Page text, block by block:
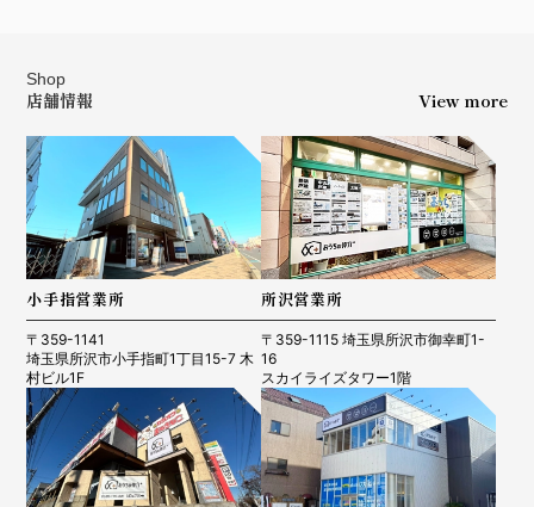
Shop
店舗情報 View more
小手指営業所
〒359-1141
埼玉県所沢市小手指町1丁目15-7 木
村ビル1F
所沢営業所
〒359-1115 埼玉県所沢市御幸町1-
16
スカイライズタワー1階